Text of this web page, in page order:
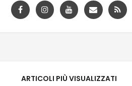
ARTICOLI PIÙ VISUALIZZATI